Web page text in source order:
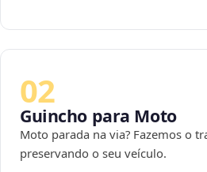
02
Guincho para Moto
Moto parada na via? Fazemos o
preservando o seu veículo.